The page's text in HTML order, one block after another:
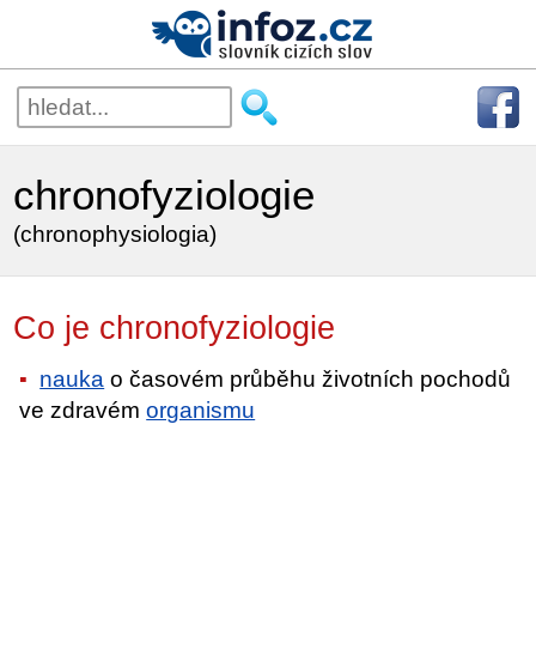
chronofyziologie
(chronophysiologia)
Co je chronofyziologie
nauka o časovém průběhu životních pochodů
ve zdravémorganismu